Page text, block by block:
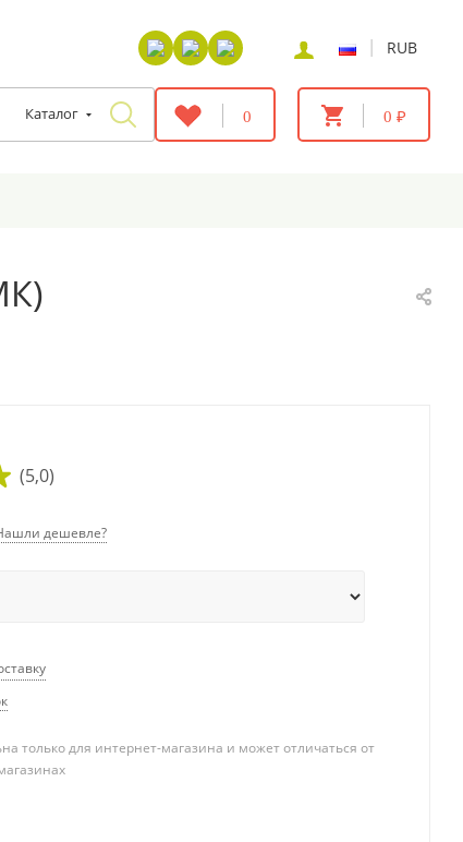
| RUB
Каталог 0 0 ₽
(5,0)
дешевле?
только для интернет-магазина и может отличаться от